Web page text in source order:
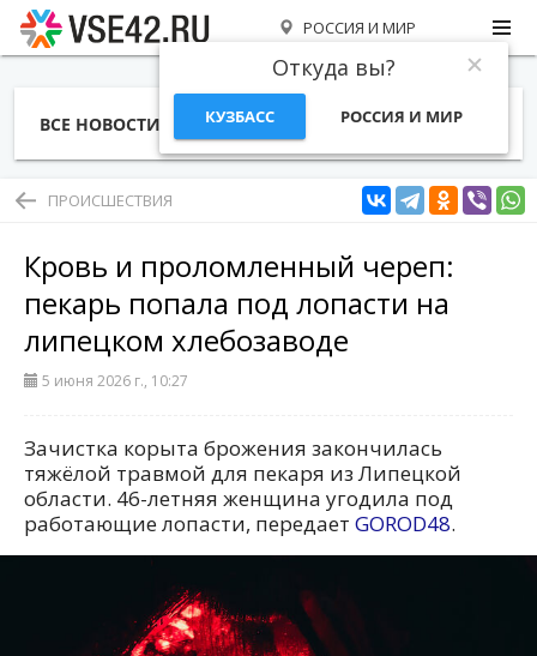
РОССИЯ И МИР
Откуда вы?
КУЗБАСС РОССИЯ И МИР
ВСЕ НОВОСТИ СТАТЬИ ТЕМЫ ФОТО
ПРОИСШЕСТВИЯ
Кровь и проломленный череп:
пекарь попала под лопасти на
липецком хлебозаводе
5 июня 2026 г., 10:27
Зачистка корыта брожения закончилась
тяжёлой травмой для пекаря из Липецкой
области. 46-летняя женщина угодила под
работающие лопасти, передает GOROD48.